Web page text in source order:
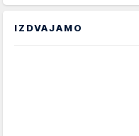
IZDVAJAMO